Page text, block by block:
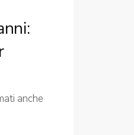
anche